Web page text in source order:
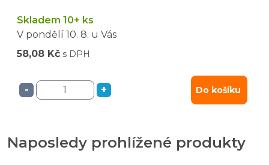
Skladem 10+ ks
V pondělí 10. 8. u Vás
58,08 Kč s DPH
- + Do košíku
Naposledy prohlížené produkty